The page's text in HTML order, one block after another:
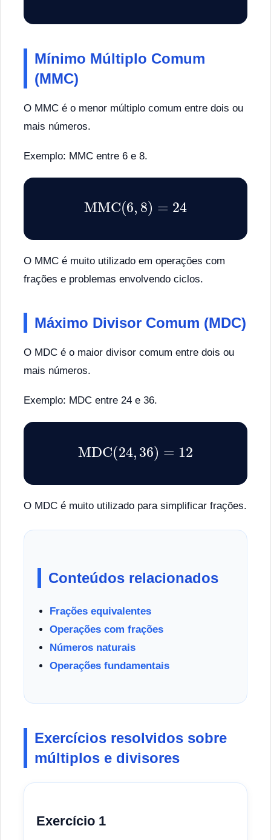
Mínimo Múltiplo Comum
(MMC)
O MMC é o menor múltiplo comum entre dois ou
mais números.
Exemplo: MMC entre 6 e 8.
MMC(6 ,8) 24
O MMC é muito utilizado em operações com
frações e problemas envolvendo ciclos.
Máximo Divisor Comum (MDC)
O MDC é o maior divisor comum entre dois ou
mais números.
Exemplo: MDC entre 24 e 36.
MDC(24 ,36) 12
O MDC é muito utilizado para simplificar frações.
Conteúdos relacionados
Frações equivalentes
Operações com frações
Números naturais
Operações fundamentais
Exercícios resolvidos sobre
múltiplos e divisores
Exercício 1